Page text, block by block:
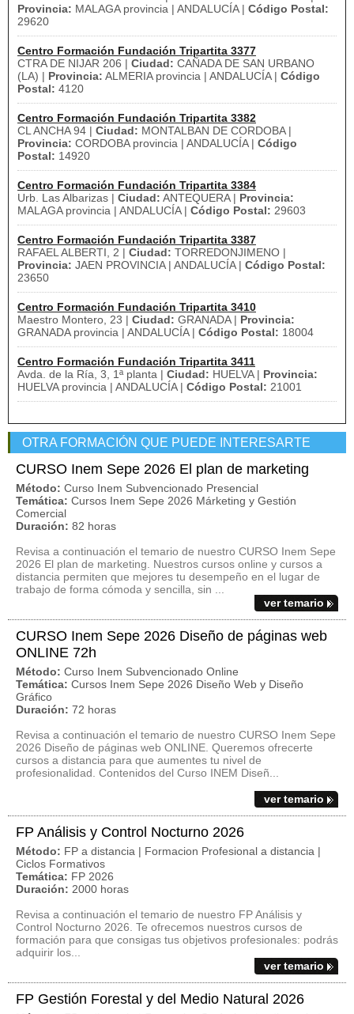
Provincia: MALAGA provincia | ANDALUCÍA | Código Postal:
29620
Centro Formación Fundación Tripartita 3377
CTRA DE NIJAR 206 | Ciudad: CAÑADA DE SAN URBANO
(LA) | Provincia: ALMERIA provincia | ANDALUCÍA | Código
Postal: 4120
Centro Formación Fundación Tripartita 3382
CL ANCHA 94 | Ciudad: MONTALBAN DE CORDOBA |
Provincia: CORDOBA provincia | ANDALUCÍA | Código
Postal: 14920
Centro Formación Fundación Tripartita 3384
Urb. Las Albarizas | Ciudad: ANTEQUERA | Provincia:
MALAGA provincia | ANDALUCÍA | Código Postal: 29603
Centro Formación Fundación Tripartita 3387
RAFAEL ALBERTI, 2 | Ciudad: TORREDONJIMENO |
Provincia: JAEN PROVINCIA | ANDALUCÍA | Código Postal:
23650
Centro Formación Fundación Tripartita 3410
Maestro Montero, 23 | Ciudad: GRANADA | Provincia:
GRANADA provincia | ANDALUCÍA | Código Postal: 18004
Centro Formación Fundación Tripartita 3411
Avda. de la Ría, 3, 1ª planta | Ciudad: HUELVA | Provincia:
HUELVA provincia | ANDALUCÍA | Código Postal: 21001
OTRA FORMACIÓN QUE PUEDE INTERESARTE
CURSO Inem Sepe 2026 El plan de marketing
Método: Curso Inem Subvencionado Presencial
Temática: Cursos Inem Sepe 2026 Márketing y Gestión
Comercial
Duración: 82 horas
Revisa a continuación el temario de nuestro CURSO Inem Sepe
2026 El plan de marketing. Nuestros cursos online y cursos a
distancia permiten que mejores tu desempeño en el lugar de
trabajo de forma cómoda y sencilla, sin ...
ver temario
CURSO Inem Sepe 2026 Diseño de páginas web
ONLINE 72h
Método: Curso Inem Subvencionado Online
Temática: Cursos Inem Sepe 2026 Diseño Web y Diseño
Gráfico
Duración: 72 horas
Revisa a continuación el temario de nuestro CURSO Inem Sepe
2026 Diseño de páginas web ONLINE. Queremos ofrecerte
cursos a distancia para que aumentes tu nivel de
profesionalidad. Contenidos del Curso INEM Diseñ...
ver temario
FP Análisis y Control Nocturno 2026
Método: FP a distancia | Formacion Profesional a distancia |
Ciclos Formativos
Temática: FP 2026
Duración: 2000 horas
Revisa a continuación el temario de nuestro FP Análisis y
Control Nocturno 2026. Te ofrecemos nuestros cursos de
formación para que consigas tus objetivos profesionales: podrás
adquirir los...
ver temario
FP Gestión Forestal y del Medio Natural 2026